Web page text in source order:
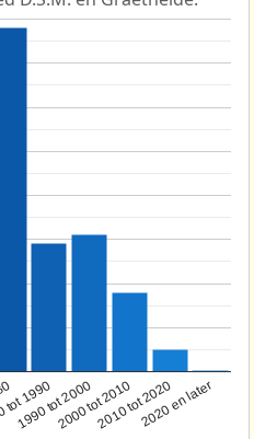
1990
1990 tot 20002000 tot 20102010 tot 20202020 en later